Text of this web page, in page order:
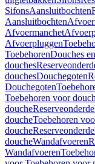
SifonsAansluitbochten
Aansluitbochten
Afvoermanchet
Afvoerpluggen
ToebehorenDouches
douches
douchesDouchegoten
Douchegoten
Toebehoren voor
douche
doucheToebehoren
douche
doucheWandafvoeren
Wandafvoeren